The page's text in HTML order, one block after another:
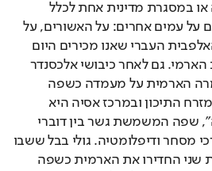
אף שלא שלטו באימפריה או במסגרת מדינית אחת לכלל
הארמים, השפיעו הארמים על עמים אחרים: על האשורים, על
הבבלים ועל עם ישראל. האלפבית העברי שאנו מכירים היום
הוא התפתחות של הכתב הארמי. גם לאחר כיבושי אלכסנדר
מוקדון וייבוא היוונית, שמרה הארמית על מעמדה כשפה
השכיחה ביותר בלבנט. במזרח התיכון ובמרכז אסיה היא
נחשבה ל"לינגואה פרנקה", שפה המשמשת גשר בין דוברי
שפות שונות, בעיקר לצורכי מסחר ודיפלומטיה. גולי בבל ששבו
לארץ ישראל בתקופת בית שני החדירו את הארמית כשפה